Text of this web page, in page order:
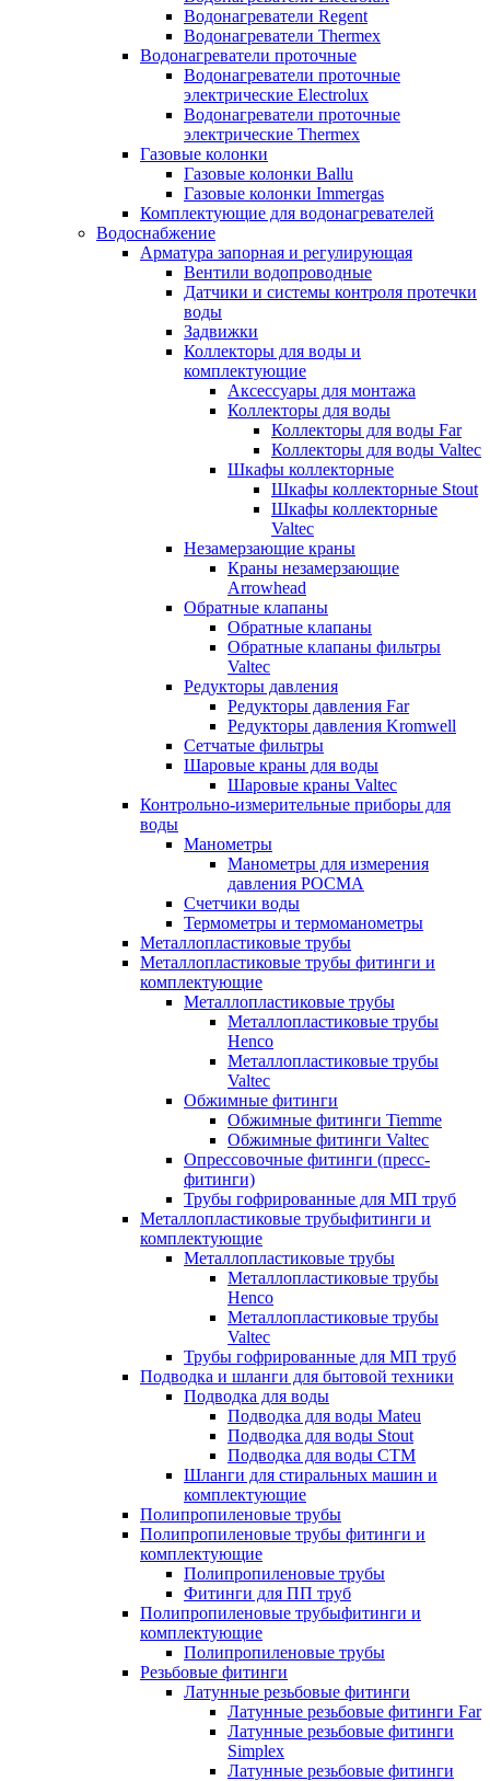
Водонагреватели Regent
Водонагреватели Thermex
Водонагреватели проточные
Водонагреватели проточные
электрические Electrolux
Водонагреватели проточные
электрические Thermex
Газовые колонки
Газовые колонки Ballu
Газовые колонки Immergas
Комплектующие для водонагревателей
Водоснабжение
Арматура запорная и регулирующая
Вентили водопроводные
Датчики и системы контроля протечки
воды
Задвижки
Коллекторы для воды и
комплектующие
Аксессуары для монтажа
Коллекторы для воды
Коллекторы для воды Far
Коллекторы для воды Valtec
Шкафы коллекторные
Шкафы коллекторные Stout
Шкафы коллекторные
Valtec
Незамерзающие краны
Краны незамерзающие
Arrowhead
Обратные клапаны
Обратные клапаны
Обратные клапаны фильтры
Valtec
Редукторы давления
Редукторы давления Far
Редукторы давления Kromwell
Сетчатые фильтры
Шаровые краны для воды
Шаровые краны Valtec
Контрольно-измерительные приборы для
воды
Манометры
Манометры для измерения
давления РОСМА
Счетчики воды
Термометры и термоманометры
Металлопластиковые трубы
Металлопластиковые трубы фитинги и
комплектующие
Металлопластиковые трубы
Металлопластиковые трубы
Henco
Металлопластиковые трубы
Valtec
Обжимные фитинги
Обжимные фитинги Tiemme
Обжимные фитинги Valtec
Опрессовочные фитинги (пресс-
фитинги)
Трубы гофрированные для МП труб
Металлопластиковые трубыфитинги и
комплектующие
Металлопластиковые трубы
Металлопластиковые трубы
Henco
Металлопластиковые трубы
Valtec
Трубы гофрированные для МП труб
Подводка и шланги для бытовой техники
Подводка для воды
Подводка для воды Mateu
Подводка для воды Stout
Подводка для воды СТМ
Шланги для стиральных машин и
комплектующие
Полипропиленовые трубы
Полипропиленовые трубы фитинги и
комплектующие
Полипропиленовые трубы
Фитинги для ПП труб
Полипропиленовые трубыфитинги и
комплектующие
Полипропиленовые трубы
Резьбовые фитинги
Латунные резьбовые фитинги
Латунные резьбовые фитинги Far
Латунные резьбовые фитинги
Simplex
Латунные резьбовые фитинги